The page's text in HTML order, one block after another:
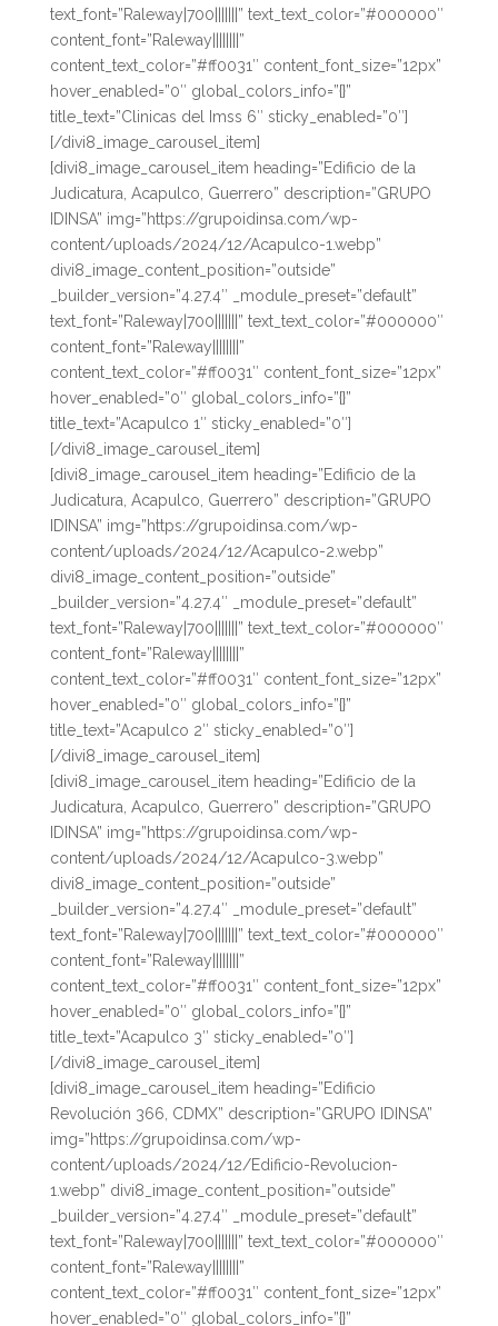
text_font=”Raleway|700|||||||” text_text_color=”#000000″
content_font=”Raleway||||||||”
content_text_color=”#ff0031″ content_font_size=”12px”
hover_enabled=”0″ global_colors_info=”{}”
title_text=”Clinicas del Imss 6″ sticky_enabled=”0″]
[/divi8_image_carousel_item]
[divi8_image_carousel_item heading=”Edificio de la
Judicatura, Acapulco, Guerrero” description=”GRUPO
IDINSA” img=”https://grupoidinsa.com/wp-
content/uploads/2024/12/Acapulco-1.webp”
divi8_image_content_position=”outside”
_builder_version=”4.27.4″ _module_preset=”default”
text_font=”Raleway|700|||||||” text_text_color=”#000000″
content_font=”Raleway||||||||”
content_text_color=”#ff0031″ content_font_size=”12px”
hover_enabled=”0″ global_colors_info=”{}”
title_text=”Acapulco 1″ sticky_enabled=”0″]
[/divi8_image_carousel_item]
[divi8_image_carousel_item heading=”Edificio de la
Judicatura, Acapulco, Guerrero” description=”GRUPO
IDINSA” img=”https://grupoidinsa.com/wp-
content/uploads/2024/12/Acapulco-2.webp”
divi8_image_content_position=”outside”
_builder_version=”4.27.4″ _module_preset=”default”
text_font=”Raleway|700|||||||” text_text_color=”#000000″
content_font=”Raleway||||||||”
content_text_color=”#ff0031″ content_font_size=”12px”
hover_enabled=”0″ global_colors_info=”{}”
title_text=”Acapulco 2″ sticky_enabled=”0″]
[/divi8_image_carousel_item]
[divi8_image_carousel_item heading=”Edificio de la
Judicatura, Acapulco, Guerrero” description=”GRUPO
IDINSA” img=”https://grupoidinsa.com/wp-
content/uploads/2024/12/Acapulco-3.webp”
divi8_image_content_position=”outside”
_builder_version=”4.27.4″ _module_preset=”default”
text_font=”Raleway|700|||||||” text_text_color=”#000000″
content_font=”Raleway||||||||”
content_text_color=”#ff0031″ content_font_size=”12px”
hover_enabled=”0″ global_colors_info=”{}”
title_text=”Acapulco 3″ sticky_enabled=”0″]
[/divi8_image_carousel_item]
[divi8_image_carousel_item heading=”Edificio
Revolución 366, CDMX” description=”GRUPO IDINSA”
img=”https://grupoidinsa.com/wp-
content/uploads/2024/12/Edificio-Revolucion-
1.webp” divi8_image_content_position=”outside”
_builder_version=”4.27.4″ _module_preset=”default”
text_font=”Raleway|700|||||||” text_text_color=”#000000″
content_font=”Raleway||||||||”
content_text_color=”#ff0031″ content_font_size=”12px”
hover_enabled=”0″ global_colors_info=”{}”